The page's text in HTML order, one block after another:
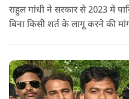
राहुल गांधी ने सरकार से 2023 में
बिना किसी शर्त के लागू करने की